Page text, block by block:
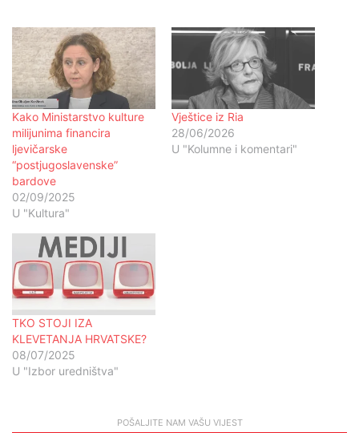
Kako Ministarstvo kulture
milijunima financira
ljevičarske
“postjugoslavenske”
bardove
02/09/2025
U "Kultura"
Vještice iz Ria
28/06/2026
U "Kolumne i komentari"
TKO STOJI IZA
KLEVETANJA HRVATSKE?
08/07/2025
U "Izbor uredništva"
POŠALJITE NAM VAŠU VIJEST